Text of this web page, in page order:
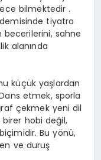
bilmektedir .
tiyatro
becerilerini, sahne
alanında
küçük yaşlardan
etmek, sporla
çekmek yeni dil
hobi değil,
Bu yönü,
ve duruş